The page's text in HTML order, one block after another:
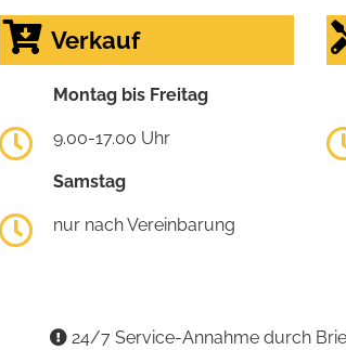
Verkauf
Montag bis Freitag
9.00-17.00 Uhr
Samstag
nur nach Vereinbarung
24/7 Service-Annahme durch